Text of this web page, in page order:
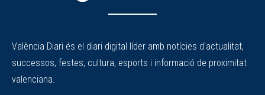
València Diari és el diari digital líder amb notícies d'actualitat,
successos, festes, cultura, esports i informació de proximitat
valenciana.